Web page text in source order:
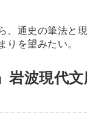
通史の筆法と
りを望みたい。
岩波現代